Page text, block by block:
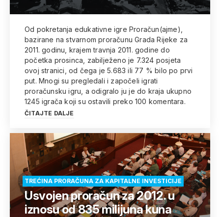
Od pokretanja edukativne igre Proračun(ajme),
bazirane na stvarnom proračunu Grada Rijeke za
2011. godinu, krajem travnja 2011. godine do
početka prosinca, zabilježeno je 7.324 posjeta
ovoj stranici, od čega je 5.683 ili 77 % bilo po prvi
put. Mnogi su pregledali i započeli igrati
proračunsku igru, a odigralo ju je do kraja ukupno
1245 igrača koji su ostavili preko ­­­100 komentara.
ČITAJTE DALJE
TREĆINA PRORAČUNA ZA KAPITALNE INVESTICIJE
Usvojen proračun za 2012. u
iznosu od 835 milijuna kuna